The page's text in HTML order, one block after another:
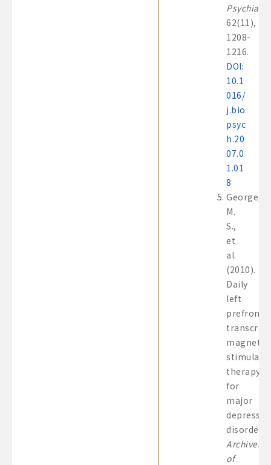
Psychiatry
62(11),
1208-
1216.
DOI:
10.1
016/
j.bio
psyc
h.20
07.0
1.01
8
George,
M.
S.,
et
al.
(2010).
Daily
left
magnetic
therapy
for
major
disorder.
Archives
of